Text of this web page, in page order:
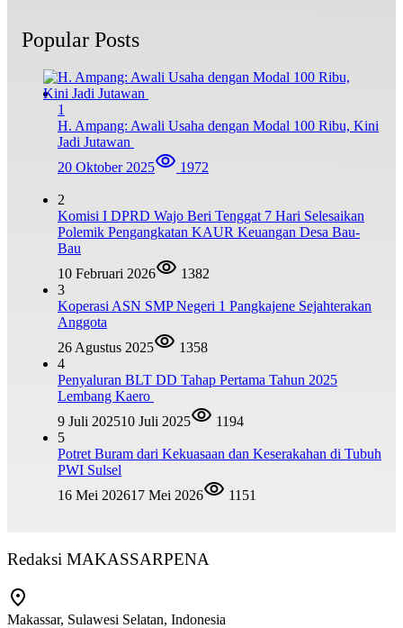
Popular Posts
1
H. Ampang: Awali Usaha dengan Modal 100 Ribu, Kini
Jadi Jutawan
20 Oktober 2025
1972
2
Komisi I DPRD Wajo Beri Tenggat 7 Hari Selesaikan
Polemik Pengangkatan KAUR Keuangan Desa Bau-
Bau
10 Februari 2026
1382
3
Koperasi ASN SMP Negeri 1 Pangkajene Sejahterakan
Anggota
26 Agustus 2025
1358
4
Penyaluran BLT DD Tahap Pertama Tahun 2025
Lembang Kaero
9 Juli 202510 Juli 2025
1194
5
Potret Buram dari Kekuasaan dan Keserakahan di Tubuh
PWI Sulsel
16 Mei 202617 Mei 2026 1151
Redaksi MAKASSARPENA
Makassar, Sulawesi Selatan, Indonesia